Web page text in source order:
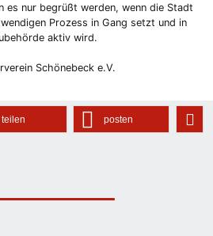
es nur begrüßt werden, wenn die Stadt
Prozess in Gang setzt und in
aktiv wird.
Schönebeck e.V.
teilen posten